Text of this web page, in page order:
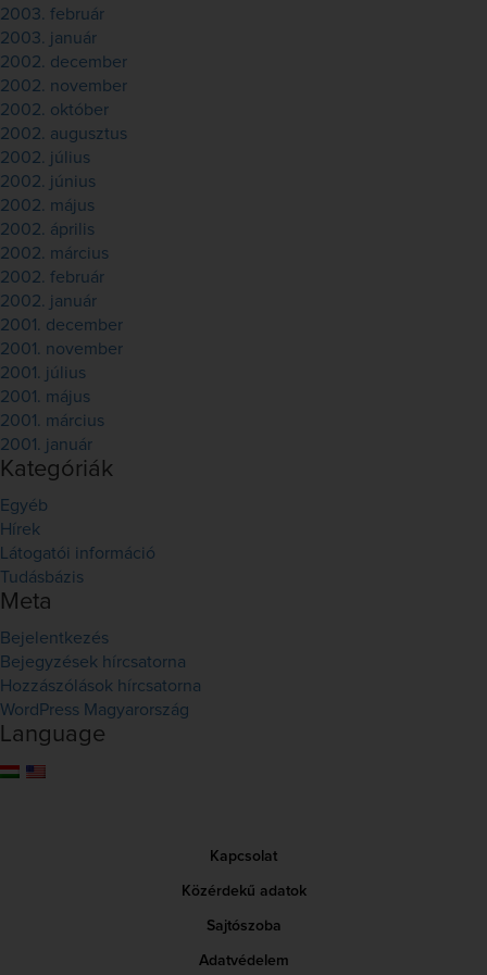
2003. február
2003. január
2002. december
2002. november
2002. október
2002. augusztus
2002. július
2002. június
2002. május
2002. április
2002. március
2002. február
2002. január
2001. december
2001. november
2001. július
2001. május
2001. március
2001. január
Kategóriák
Egyéb
Hírek
Látogatói információ
Tudásbázis
Meta
Bejelentkezés
Bejegyzések hírcsatorna
Hozzászólások hírcsatorna
WordPress Magyarország
Language
Kapcsolat
Közérdekű adatok
Sajtószoba
Adatvédelem